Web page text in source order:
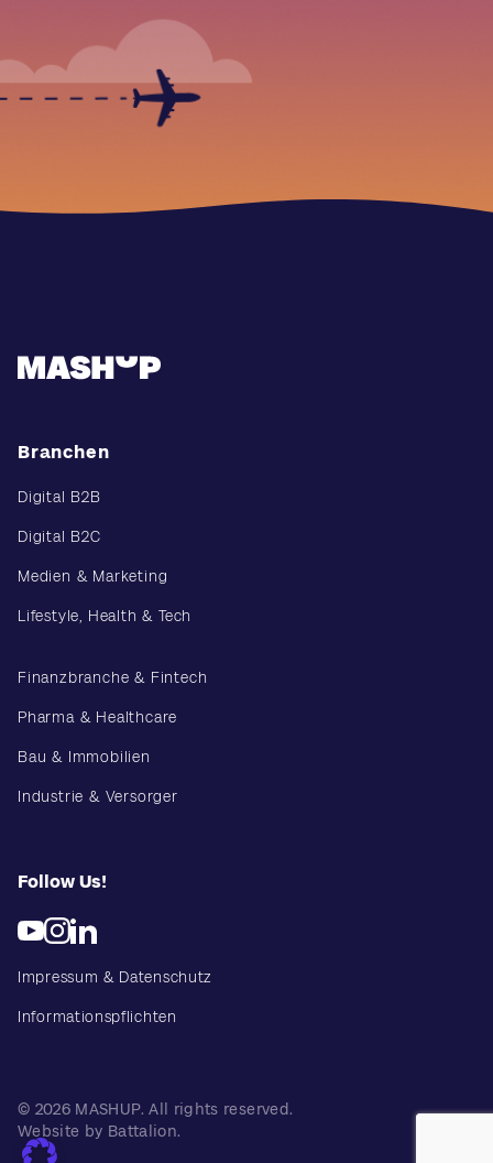
Branchen
Digital B2B
Digital B2C
Medien & Marketing
Lifestyle, Health & Tech
Finanzbranche & Fintech
Pharma & Healthcare
Bau & Immobilien
Industrie & Versorger
Follow Us!
Impressum & Datenschutz
Informationspflichten
© 2026 MASHUP. All rights reserved.
Website by Battalion.